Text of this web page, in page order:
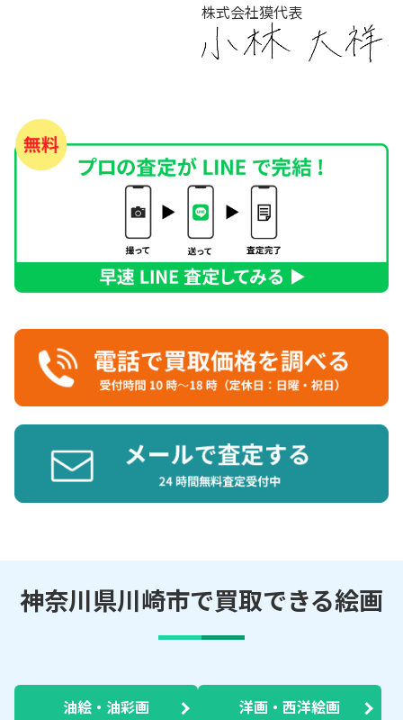
株式会社獏代表
神奈川県川崎市で買取できる絵画
油絵・油彩画 洋画・西洋絵画